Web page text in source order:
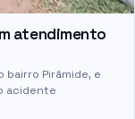
atendimento
bairro Pirâmide, e
acidente